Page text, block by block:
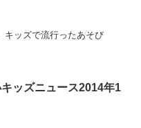
キッズで流行ったあそび
ッズニュース2014年1